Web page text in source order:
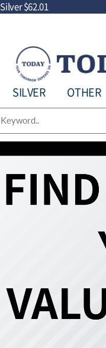
Silver$62.01
SILVER OTHER